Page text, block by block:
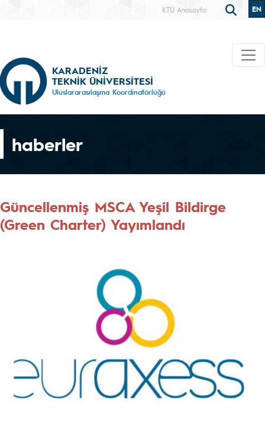
KTÜ Anasayfa EN
KARADENİZ
TEKNİK ÜNİVERSİTESİ
Uluslararasılaşma Koordinatörlüğü
haberler
Güncellenmiş MSCA Yeşil Bildirge
(Green Charter) Yayımlandı